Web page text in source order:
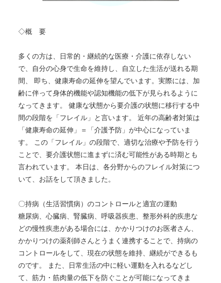
◇概 要
多くの方は、日常的・継続的な医療・介護に依存しない
で、自分の心身で生命を維持し、自立した生活が送れる期
間、 即ち、健康寿命の延伸を望んでいます。実際には、加
齢に伴って身体的機能や認知機能の低下が見られるように
なってきます。 健康な状態から要介護の状態に移行する中
間の段階を「フレイル」と言います。 近年の高齢者対策は
「健康寿命の延伸」＝「介護予防」が中心になっていま
す。 この「フレイル」の段階で、適切な治療や予防を行う
ことで、要介護状態に進まずに済む可能性がある時期とも
言われています。 本日は、各分野からのフレイル対策につ
いて、お話をして頂きました。
〇持病（生活習慣病）のコントロールと適宜の運動
糖尿病、心臓病、腎臓病、呼吸器疾患、整形外科的疾患な
どの慢性疾患がある場合には、かかりつけのお医者さん、
かかりつけの薬剤師さんとうまく連携することで、持病の
コントロールをして、現在の状態を維持、継続ができるも
のです。 また、日常生活の中に軽い運動を入れるなどし
て、筋力・筋肉量の低下を防ぐことが可能になってきま